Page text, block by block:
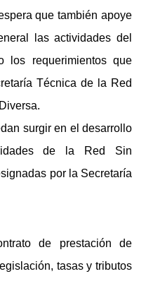
que también apoye
las actividades del
los requerimientos que
Técnica de la Red
surgir en el desarrollo
de la Red Sin
por la Secretaría
de prestación de
tasas y tributos